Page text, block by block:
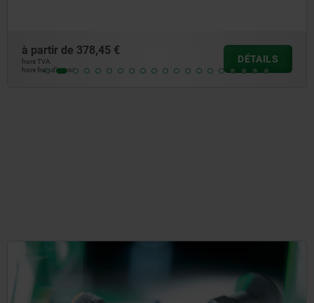
à partir de
hors TVA
hors frais d’envoi